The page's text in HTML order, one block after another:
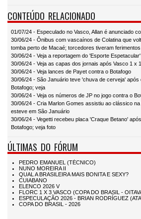
CONTEÚDO RELACIONADO
01/07/24 - Especulado no Vasco, Allan é anunciado
30/06/24 - Ônibus com vascaínos de Colatina que
tomba perto de Macaé; torcedores tiveram
30/06/24 - Veja a reportagem do 'Esporte
30/06/24 - Veja as capas dos jornais após Vasco 1 x
30/06/24 - Veja lances de Payet contra o Botafogo
30/06/24 - São Januário teve 'chuva de cerveja' após
Botafogo; veja
30/06/24 - Veja os números de JP no jogo contra o
30/06/24 - Cria Marlon Gomes assistiu ao clássico
esteve em São Januário
30/06/24 - Vegetti recebeu placa 'Craque Betano'
Botafogo; veja foto
ÚLTIMAS DO FÓRUM